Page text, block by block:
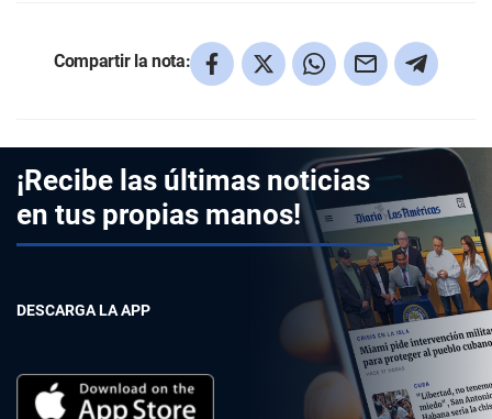
Compartir la nota:
¡Recibe las últimas noticias
en tus propias manos!
DESCARGA LA APP